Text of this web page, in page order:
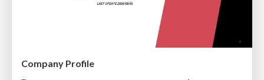
Company Profile